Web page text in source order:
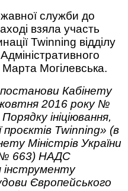
служби до
взяла участь
Twinning відділу
Могілевська.
постанови Кабінету
жовтня 2016 року №
ініціювання,
проєктів Twinning» (в
Міністрів України
№ 663) НАДС
інструменту
Європейського